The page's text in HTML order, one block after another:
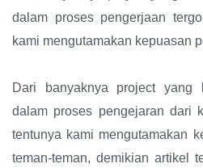
dalam proses pengerjaan
kami mengutamakan kepuasan
Dari banyaknya project yang
dalam proses pengejaran dari
tentunya kami mengutamakan
teman-teman, demikian artikel